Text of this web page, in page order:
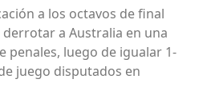
a los octavos de final
a Australia en una
penales, luego de igualar 1-
juego disputados en